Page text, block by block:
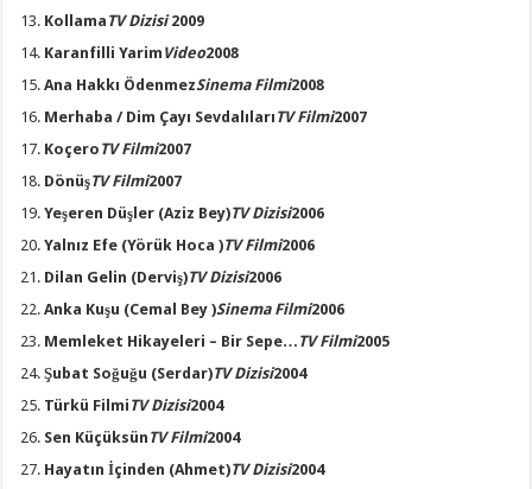
Kollama TV Dizisi2009
Karanfilli Yarim Video2008
Ana Hakkı ÖdenmezSinema Filmi2008
Merhaba / Dim Çayı Sevdalıları TV Filmi2007
Koçero TV Filmi2007
DönüşTV Filmi2007
Yeşeren Düşler (Aziz Bey)TV Dizisi2006
Yalnız Efe (Yörük Hoca )TV Filmi2006
Dilan Gelin (Derviş)TV Dizisi2006
Anka Kuşu (Cemal Bey )Sinema Filmi2006
Memleket Hikayeleri – Bir Sepe… TV Filmi2005
Şubat Soğuğu (Serdar)TV Dizisi2004
Türkü Filmi TV Dizisi2004
Sen Küçüksün TV Filmi2004
Hayatın İçinden (Ahmet)TV Dizisi2004